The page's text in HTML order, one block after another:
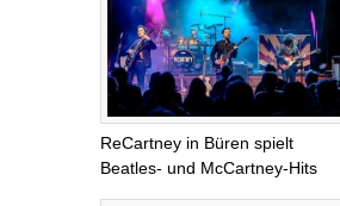
ReCartney in Büren spielt
Beatles- und McCartney-Hits